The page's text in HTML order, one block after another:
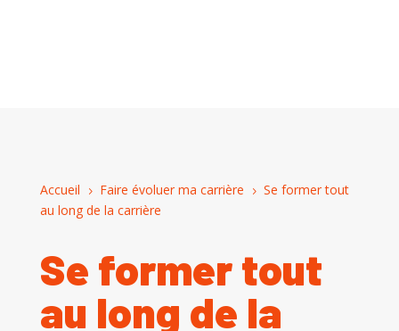
Accueil 5 Faire évoluer ma carrière 5 Se former tout
au long de la carrière
Se former tout
au long de la